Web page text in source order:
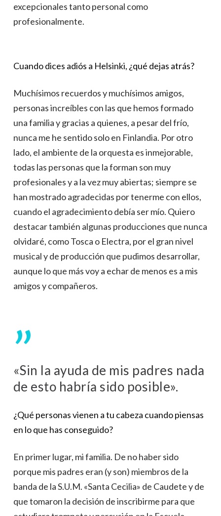
excepcionales tanto personal como
profesionalmente.
Cuando dices adiós a Helsinki, ¿qué dejas atrás?
Muchísimos recuerdos y muchísimos amigos,
personas increíbles con las que hemos formado
una familia y gracias a quienes, a pesar del frío,
nunca me he sentido solo en Finlandia. Por otro
lado, el ambiente de la orquesta es inmejorable,
todas las personas que la forman son muy
profesionales y a la vez muy abiertas; siempre se
han mostrado agradecidas por tenerme con ellos,
cuando el agradecimiento debía ser mío. Quiero
destacar también algunas producciones que nunca
olvidaré, como Tosca o Electra, por el gran nivel
musical y de producción que pudimos desarrollar,
aunque lo que más voy a echar de menos es a mis
amigos y compañeros.
”
«Sin la ayuda de mis padres nada
de esto habría sido posible».
¿Qué personas vienen a tu cabeza cuando piensas
en lo que has conseguido?
En primer lugar, mi familia. De no haber sido
porque mis padres eran (y son) miembros de la
banda de la S.U.M. «Santa Cecilia» de Caudete y de
que tomaron la decisión de inscribirme para que